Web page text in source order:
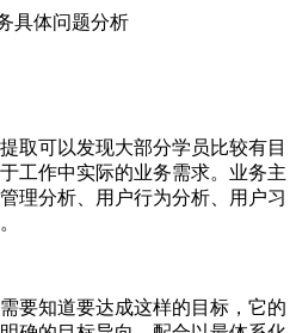
具体问题分析
取可以发现大部分学员比较有目
工作中实际的业务需求。业务主
理分析、用户行为分析、用户习
要知道要达成这样的目标，它的